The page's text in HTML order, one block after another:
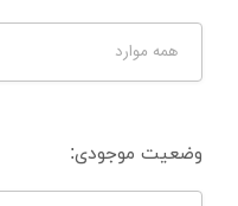
همه موارد
وضعیت موجودی: